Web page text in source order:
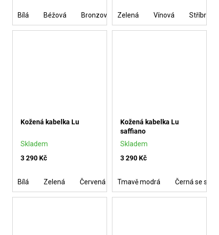
Bílá Béžová Bronzová Vínová Zlatá Světle
Zelená Vínová Stříbrná
Kožená kabelka Lu
Skladem
3 290 Kč
Bílá Zelená Červená Cuoio se stříbrem Světle
Kožená kabelka Lu
saffiano
Skladem
3 290 Kč
Tmavě modrá Černá se